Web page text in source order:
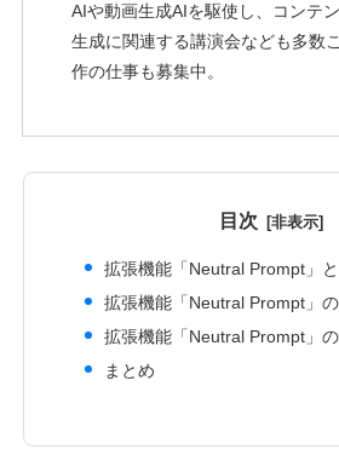
AIや動画生成AIを駆使し、コンテ
生成に関連する講演会なども多数
作の仕事も募集中。
目次
拡張機能「Neutral Prompt」
拡張機能「Neutral Prompt」
拡張機能「Neutral Prompt」
まとめ